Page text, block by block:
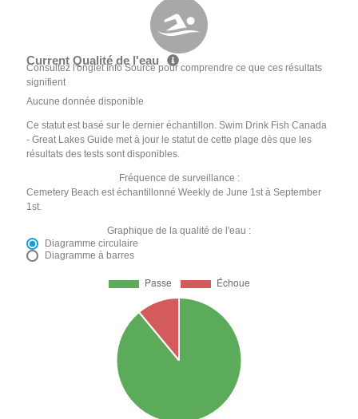
Current Qualité de l'eau
Consultez l'onglet Info Source pour comprendre ce que ces résultats
signifient
Aucune donnée disponible
Ce statut est basé sur le dernier échantillon. Swim Drink Fish Canada
- Great Lakes Guide met à jour le statut de cette plage dès que les
résultats des tests sont disponibles.
Fréquence de surveillance :
Cemetery Beach est échantillonné Weekly de June 1st à September
1st.
Graphique de la qualité de l'eau :
Diagramme circulaire
Diagramme à barres